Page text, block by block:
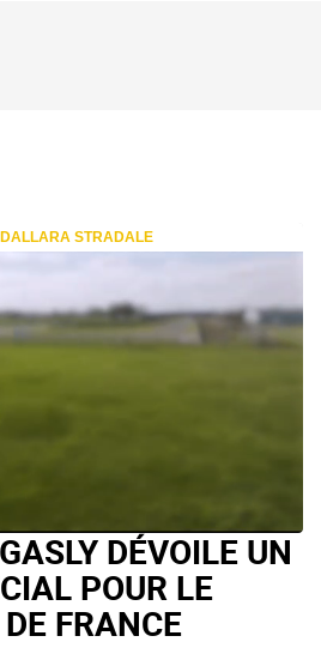
DÉVOILE UN
POUR LE
FRANCE